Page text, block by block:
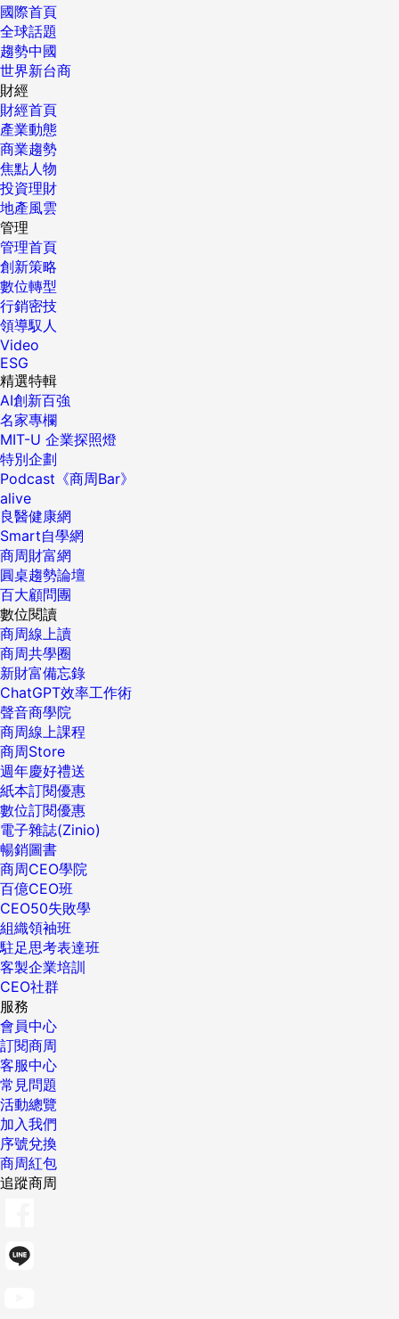
國際首頁
全球話題
趨勢中國
世界新台商
財經
財經首頁
產業動態
商業趨勢
焦點人物
投資理財
地產風雲
管理
管理首頁
創新策略
數位轉型
行銷密技
領導馭人
Video
ESG
精選特輯
AI創新百強
名家專欄
MIT-U 企業探照燈
特別企劃
Podcast《商周Bar》
alive
良醫健康網
Smart自學網
商周財富網
圓桌趨勢論壇
百大顧問團
數位閱讀
商周線上讀
商周共學圈
新財富備忘錄
ChatGPT效率工作術
聲音商學院
商周線上課程
商周Store
週年慶好禮送
紙本訂閱優惠
數位訂閱優惠
電子雜誌(Zinio)
暢銷圖書
商周CEO學院
百億CEO班
CEO50失敗學
組織領袖班
駐足思考表達班
客製企業培訓
CEO社群
服務
會員中心
訂閱商周
客服中心
常見問題
活動總覽
加入我們
序號兌換
商周紅包
追蹤商周